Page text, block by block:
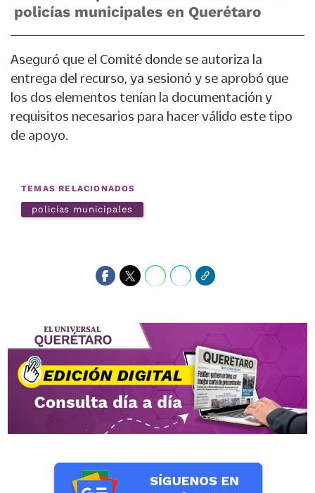
policías municipales en Querétaro
Aseguró que el Comité donde se autoriza la
entrega del recurso, ya sesionó y se aprobó que
los dos elementos tenían la documentación y
requisitos necesarios para hacer válido este tipo
de apoyo.
TEMAS RELACIONADOS
policías municipales